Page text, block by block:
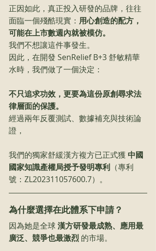
正因如此，真正投入研發的品牌，往往
面臨一個殘酷現實： 用心創造的配方，
可能在上市數週內就被模仿。
我們不想讓這件事發生。
因此，在開發 SenRelief B+3 舒敏精華
水時，我們做了一個決定：
不只追求功效，更要為這份原創尋求法
律層面的保護。
經過兩年反覆測試、數據補充與技術論
證，
我們的獨家舒緩漢方複方已正式獲 中國
國家知識產權局授予發明專利 （專利
號：ZL202311057600.7）。
為什麼選擇在此體系下申請？
因為她是全球 漢方研發最成熟、應用最
廣泛、競爭也最激烈 的市場。